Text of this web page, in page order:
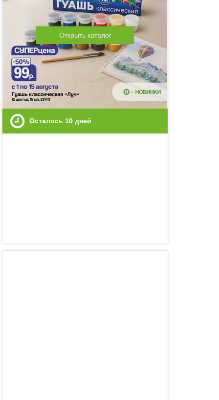
Открыть каталог
Осталось 10 дней